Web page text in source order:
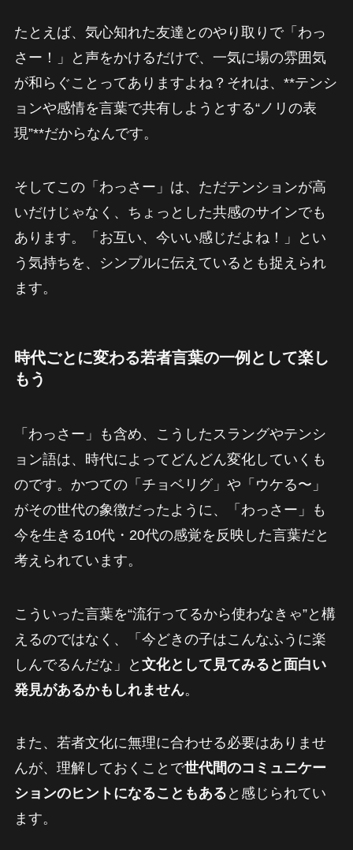
たとえば、気心知れた友達とのやり取りで「わっ
さー！」と声をかけるだけで、一気に場の雰囲気
が和らぐことってありますよね？それは、**テンシ
ョンや感情を言葉で共有しようとする“ノリの表
現”**だからなんです。
そしてこの「わっさー」は、ただテンションが高
いだけじゃなく、ちょっとした共感のサインでも
あります。「お互い、今いい感じだよね！」とい
う気持ちを、シンプルに伝えているとも捉えられ
ます。
時代ごとに変わる若者言葉の一例として楽し
もう
「わっさー」も含め、こうしたスラングやテンシ
ョン語は、時代によってどんどん変化していくも
のです。かつての「チョベリグ」や「ウケる〜」
がその世代の象徴だったように、「わっさー」も
今を生きる10代・20代の感覚を反映した言葉だと
考えられています。
こういった言葉を“流行ってるから使わなきゃ”と構
えるのではなく、「今どきの子はこんなふうに楽
しんでるんだな」と 文化として見てみると面白い
発見があるかもしれません。
また、若者文化に無理に合わせる必要はありませ
んが、理解しておくことで世代間のコミュニケー
ションのヒントになることもある と感じられてい
ます。